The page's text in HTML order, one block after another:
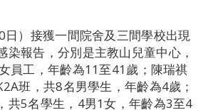
）接獲一間院舍及三間學校出現
染報告，分別是主教山兒童中心，
員工，年齡為11至41歲；陳瑞祺
班，共8名男學生，年齡為4歲；
共5名學生，4男1女，年齡為3至4